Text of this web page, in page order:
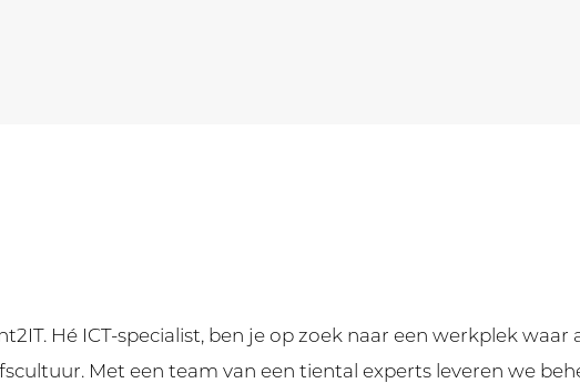
Hé ICT-specialist, ben je op zoek naar een werkplek waar
Met een team van een tiental experts leveren we